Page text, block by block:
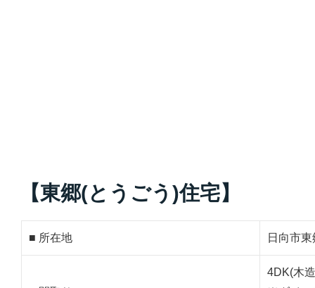
【東郷(とうごう)住宅】
■ 所在地 日向市
4DK(木